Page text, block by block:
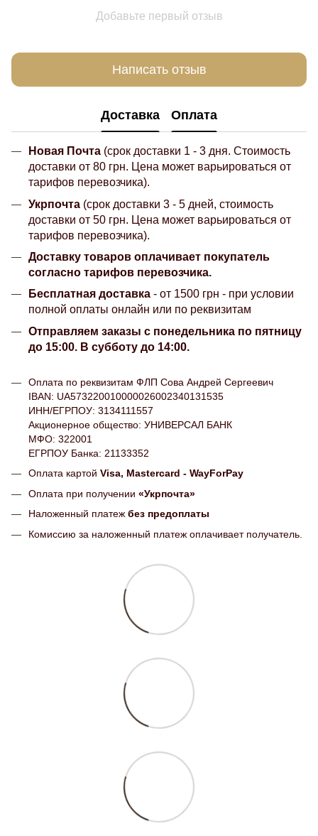
Добавьте первый отзыв
Написать отзыв
Доставка Оплата
Новая Почта (срок доставки 1 - 3 дня. Стоимость
доставки от 80 грн. Цена может варьироваться от
тарифов перевозчика).
Укрпочта (срок доставки 3 - 5 дней, стоимость
доставки от 50 грн. Цена может варьироваться от
тарифов перевозчика).
Доставку товаров оплачивает покупатель
согласно тарифов перевозчика.
Бесплатная доставка - от 1500 грн - при условии
полной оплаты онлайн или по реквизитам
Отправляем заказы с понедельника по пятницу
до 15:00. В субботу до 14:00.
Оплата по реквизитам ФЛП Сова Андрей Сергеевич
IBAN: UA573220010000026002340131535
ИНН/ЕГРПОУ: 3134111557
Акционерное общество: УНИВЕРСАЛ БАНК
МФО: 322001
ЕГРПОУ Банка: 21133352
Оплата картой Visa, Mastercard - WayForPay
Оплата при получении «Укрпочта»
Наложенный платеж без предоплаты
Комиссию за наложенный платеж оплачивает получатель.